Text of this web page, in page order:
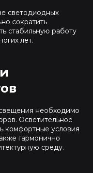
светодиодных
сократить
стабильную работу
лет.
необходимо
Осветительное
комфортные условия
гармонично
среду.